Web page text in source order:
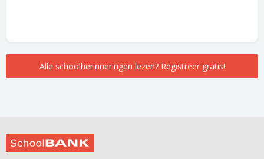
Alle schoolherinneringen lezen? Registreer gratis!